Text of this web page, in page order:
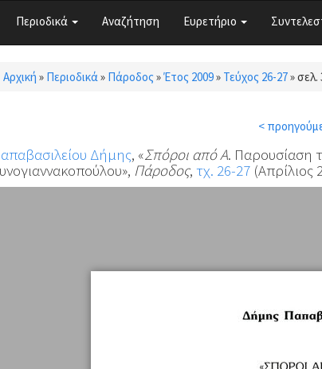
Περιοδικά Αναζήτηση Ευρετήριο
Είστε εδώ
Αρχική » Περιοδικά» Πάροδος »Έτος 2009» Τεύχος 26-27»σελ.
<
Δήμης, «Σπόροι από Α. Παρουσίαση
Πάροδος, τχ. 26-27(Απρίλιος